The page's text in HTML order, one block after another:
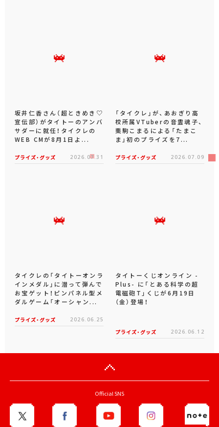
坂井仁香さん（超ときめき♡
宣伝部）がタイトーのアンバ
サダーに就任！タイクレの
WEB CMが8月1日よ...
プライズ・グッズ 2026.07.31
「タイクレ」が、あおぎり高
校所属VTuberの音霊魂子、
栗駒こまるによる「たまこ
ま」初のプライズを7...
プライズ・グッズ 2026.07.09
タイクレの「タイトーオンラ
インメダル」に潜って弾んで
お宝ゲット！ピンパネル型メ
ダルゲーム「オーシャン...
プライズ・グッズ 2026.06.25
タイトーくじオンライン -
Plus- に「とある科学の超
電磁砲T」くじが6月19日
（金）登場！
プライズ・グッズ 2026.06.12
Official SNS